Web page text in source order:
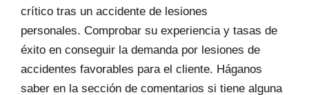
crítico tras un accidente de lesiones
personales. Comprobar su experiencia y tasas de
éxito en conseguir la demanda por lesiones de
accidentes favorables para el cliente. Háganos
saber en la sección de comentarios si tiene alguna